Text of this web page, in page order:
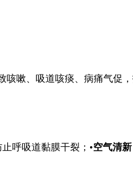
咳嗽、吸道咳痰、病痛气促
止呼吸道黏膜干裂；•空气清新